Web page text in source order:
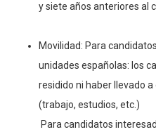
y siete años anteriores al
Movilidad: Para
unidades españolas: los
residido ni haber llevado
(trabajo, estudios, etc.)
Para candidatos